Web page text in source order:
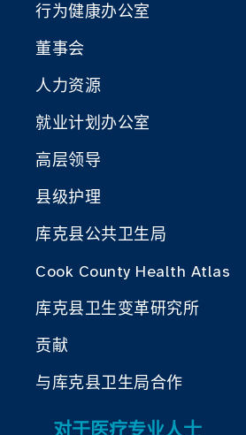
行为健康办公室
董事会
人力资源
就业计划办公室
高层领导
县级护理
库克县公共卫生局
Cook County Health Atlas
库克县卫生变革研究所
贡献
与库克县卫生局合作
对于医疗专业人士